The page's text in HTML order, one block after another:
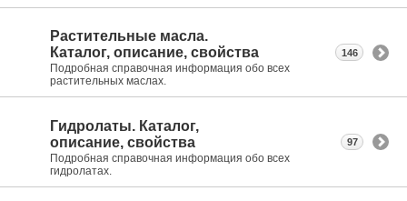
Растительные масла.
Каталог, описание, свойства
Подробная справочная информация обо всех
растительных маслах.
146
Гидролаты. Каталог,
описание, свойства
Подробная справочная информация обо всех
гидролатах.
97